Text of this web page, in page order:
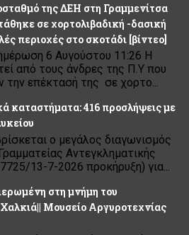
της ΔΕΗ στη Γραμμενίτσα
σε χορτολιβαδική -δασική
περιοχές στο σκοτάδι [βίντεο]
6 Αυγούστου 11:26 Η
από τους άνδρες της Π.Υ που
την επέκτασή της σε χορτο...
καταστήματα: 416 προσλήψεις με
ο μεγάλος διαγωνισμός
Αντεγκληματικής
13-7-2026 προκήρυξη) για...
στη μνήμη του
Μουσείο Αργυροτεχνίας